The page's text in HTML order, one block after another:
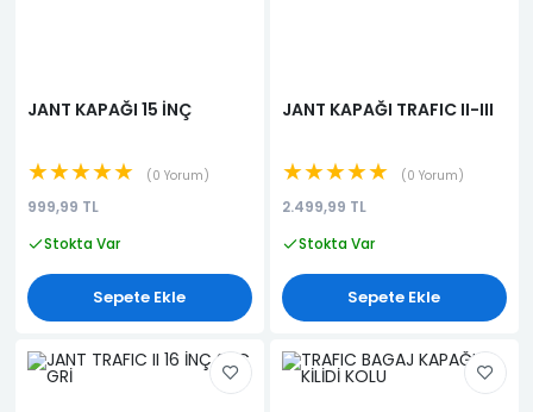
JANT KAPAĞI 15 İNÇ
★★★★★ 0 Yorum
999,99 TL
Stokta Var
Sepete Ekle
JANT KAPAĞI TRAFIC II-III
★★★★★ 0 Yorum
2.499,99 TL
Stokta Var
Sepete Ekle